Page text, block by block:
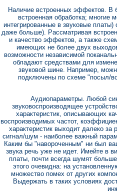
Наличие встроенных эффектов. В
встроенная обработка; многие
интегрированные в звуковые
даже больше). Рассматривая
и качество эффектов, а также
имеющих не более двух
возможности независимой
обладают средствами для
звуковой шине. Например,
подключены по схеме "посыл/
Аудиопараметры. Любой
звуковоспроизводящее
характеристик, описывающих
воспроизводимых частот,
характеристик выходит далеко за
сигнал/шум - наиболее важный
Каким бы "навороченным" ни был
звука речь уже не идет. Имейте в
платы, почти всегда шумят
этого очевидна: на
множество помех от других
Выдержать в таких условиях